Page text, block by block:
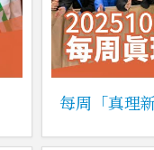
每周「真理